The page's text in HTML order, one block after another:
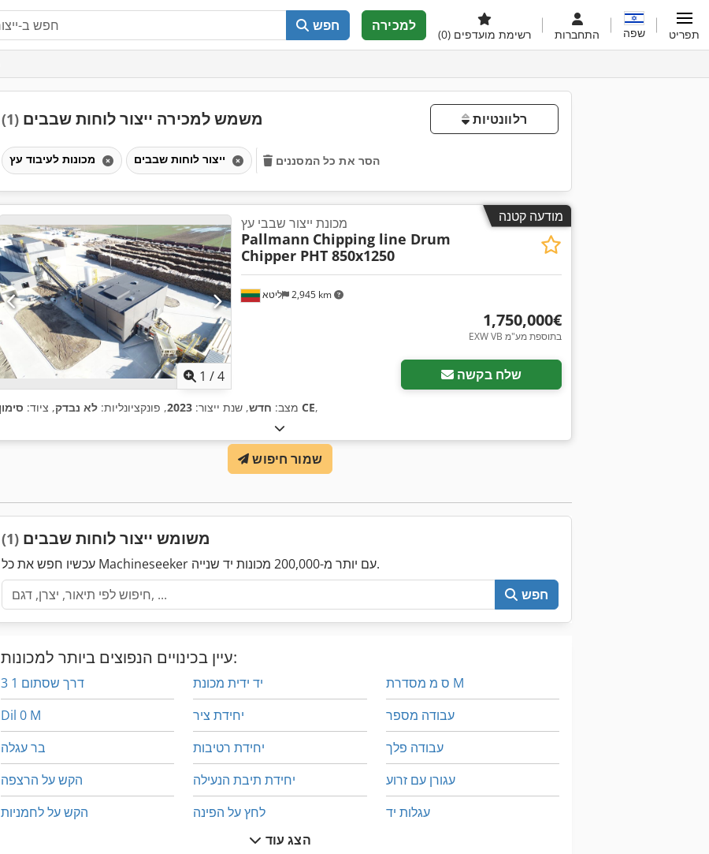
חפש למכירה
רשימת מועדפים (0) התחברות שפה תפריט
משמש למכירה ייצור לוחות שבבים (1) רלוונטיות
הסר את כל המסננים
מודעה קטנה
1 /4
ליטא 2,945 km
מכונת ייצור שבבי עץ
Pallmann Chipping line Drum
Chipper PHT 850x1250
‏1,750,000 ‏€
EXW VB בתוספת מע"מ
שלח בקשה
מצב: חדש, שנת ייצור: 2023, פונקציונליות: לא נבדק, ציוד: סימון CE,
שמור חיפוש
משומש ייצור לוחות שבבים (1)
עכשיו חפש את כל Machineseeker עם יותר מ-200,000 מכונות יד שנייה.
חפש
עיין בכינויים הנפוצים ביותר למכונות:
3 דרך שסתום 1
Dil 0 M
בר עגלה
הקש על הרצפה
הקש על לחמניות
יד ידית מכונת
יחידת ציר
יחידת רטיבות
יחידת תיבת הנעילה
לחץ על הפינה
לחץ על השק
ס מ מסדרת M
עבודה מספר
עבודה פלך
עגורן עם זרוע
עגלות יד
הצג עוד